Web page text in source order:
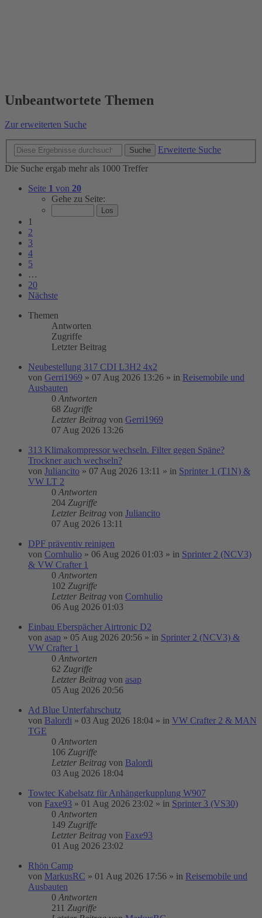
Unbeantwortete Themen
Zur erweiterten Suche
Suche
Erweiterte Suche
Die Suche ergab mehr als 1000 Treffer
Seite 1 von 20
Gehe zu Seite:
1
2
3
4
5
…
20
Nächste
Themen
Antworten
Zugriffe
Letzter Beitrag
Neubestellung 317 CDI L3H2 4x2
von Gerri1969 » 07 Aug 2026 13:26 » in Reisemobile und
Ausbauten
0 Antworten
68 Zugriffe
Letzter Beitrag von Gerri1969
07 Aug 2026 13:26
313 Klimakompressor wechseln. Filter gegen Späne?
Trockner auch wechseln?
von Juliancito » 07 Aug 2026 13:11 » in Sprinter 1 (T1N) &
VW LT 2
0 Antworten
204 Zugriffe
Letzter Beitrag von Juliancito
07 Aug 2026 13:11
DPF präventiv reinigen
von Cornhulio » 06 Aug 2026 01:03 » in Sprinter 2 (NCV3)
& VW Crafter 1
0 Antworten
102 Zugriffe
Letzter Beitrag von Cornhulio
06 Aug 2026 01:03
Einbau Eberspächer Airtronic D2
von asap » 05 Aug 2026 20:56 » in Sprinter 2 (NCV3) &
VW Crafter 1
0 Antworten
62 Zugriffe
Letzter Beitrag von asap
05 Aug 2026 20:56
Ad Blue Unterfahrschutz
von Balordi » 03 Aug 2026 18:04 » in VW Crafter 2 & MAN
TGE
0 Antworten
106 Zugriffe
Letzter Beitrag von Balordi
03 Aug 2026 18:04
Towtec Kabelsatz für Anhängerkupplung W907
von Faxe93 » 01 Aug 2026 23:02 » in Sprinter 3 (VS30)
0 Antworten
149 Zugriffe
Letzter Beitrag von Faxe93
01 Aug 2026 23:02
Rhön Camp
von MarkusRC » 01 Aug 2026 17:56 » in Reisemobile und
Ausbauten
0 Antworten
211 Zugriffe